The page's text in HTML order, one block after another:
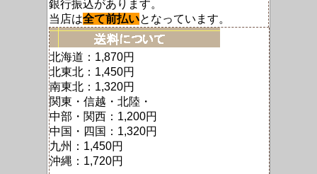
銀行振込があります。
当店は全て前払いとなっています。
北海道：1,870円
北東北：1,450円
南東北：1,320円
関東・信越・北陸・
中部・関西：1,200円
中国・四国：1,320円
九州：1,450円
沖縄：1,720円